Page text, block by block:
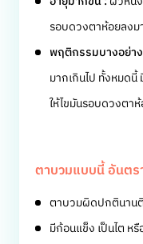
รอบดวงตาห้อยลงม
พฤติกรรมบางอย่า
มากเกินไป ทั้งหมด
ให้ไขมันรอบดวงตา
ตาบวมแบบนี้ อันต
ตาบวมผิดปกตินาน
มีก้อนแข็ง เป็นไต ห